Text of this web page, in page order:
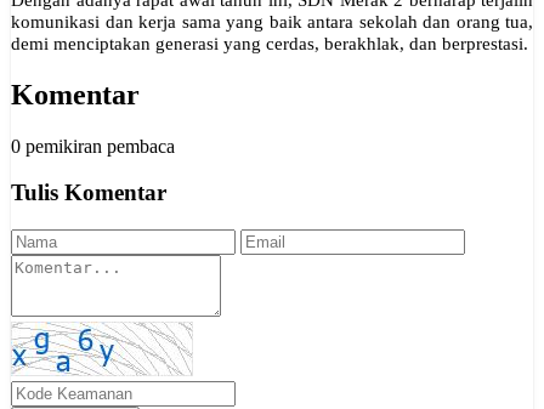
komunikasi dan kerja sama yang baik antara sekolah dan orang tua,
demi menciptakan generasi yang cerdas, berakhlak, dan berprestasi.
Komentar
0 pemikiran pembaca
Tulis Komentar